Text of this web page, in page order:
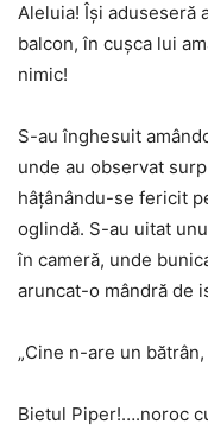
Aleluia! Își aduseseră
balcon, în cușca lui
nimic!
S-au înghesuit
unde au observat
hâțânându-se fericit
oglindă. S-au uitat
în cameră, unde
aruncat-o mândră de
„Cine n-are un
Bietul Piper!….noroc